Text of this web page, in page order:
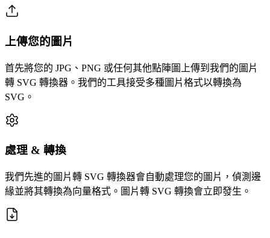
上傳您的圖片
首先將您的 JPG、PNG 或任何其他點陣圖上傳到我們的圖片
轉 SVG 轉換器。我們的工具接受多種圖片格式以轉換為
SVG。
處理 & 轉換
我們先進的圖片轉 SVG 轉換器會自動處理您的圖片，偵測邊
緣並將其轉換為向量格式。圖片轉 SVG 轉換會立即發生。